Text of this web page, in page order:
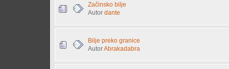
Začinsko bilje
Autor dante
Bilje preko granice
AutorAbrakadabra